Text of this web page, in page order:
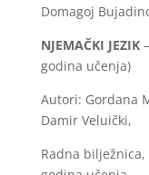
Domagoj
NJEMAČKI JEZIK
godina učenja)
Autori: Gordana
Damir Veluički,
Radna bilježnica,